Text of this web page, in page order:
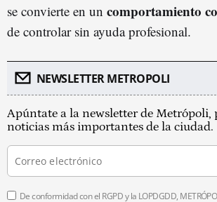
se convierte en un comportamiento
de controlar sin ayuda profesional.
NEWSLETTER METROPOLI
Apúntate a la newsletter de Metrópoli,
noticias más importantes de la ciudad.
De conformidad con el RGPD y la LOPDGDD,